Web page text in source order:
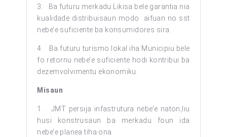
3. Ba futuru merkadu Likisa bele garantia nia
kualidade distribuisaun modo aifuan no sst
nebe’e suficiente ba konsumidores sira.
4. Ba futuru turismo lokal iha Municipiu bele
fo retornu nebe’e suficiente hodi kontribui ba
dezemvolvimentu ekonomiku.
Misaun
1. JMT persija infastrutura nebe’e naton,liu
husi konstrusaun ba merkadu foun ida
nebe’e planea tiha ona